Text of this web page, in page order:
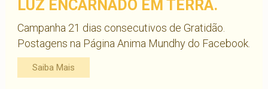
LUZ ENCARNADO EM TERRA.
Campanha 21 dias consecutivos de Gratidão.
Postagens na Página Anima Mundhy do Facebook.
Saiba Mais